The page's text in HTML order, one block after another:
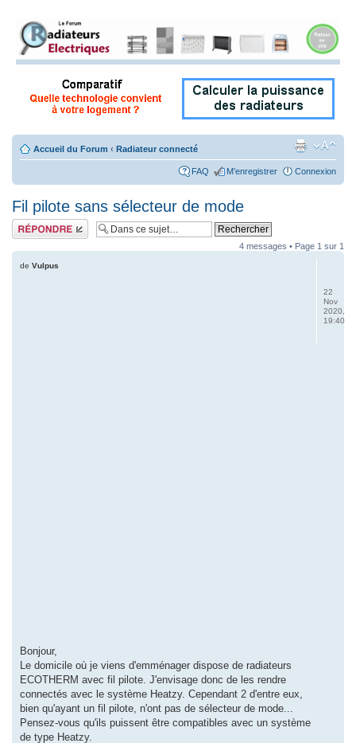
Accueil du Forum ‹ Radiateur connecté
FAQ M’enregistrer Connexion
Fil pilote sans sélecteur de mode
Répondre
4 messages • Page 1 sur 1
de Vulpus
Bonjour,
Le domicile où je viens d'emménager dispose de radiateurs
ECOTHERM avec fil pilote. J'envisage donc de les rendre
connectés avec le système Heatzy. Cependant 2 d'entre eux,
bien qu'ayant un fil pilote, n'ont pas de sélecteur de mode...
Pensez-vous qu'ils puissent être compatibles avec un système
de type Heatzy.
22
Nov
2020,
19:40